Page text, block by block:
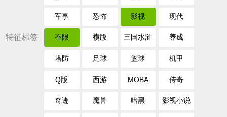
军事 恐怖 影视 现代
特征标签 不限 横版 三国水浒 养成
塔防 足球 篮球 机甲
Q版 西游 MOBA 传奇
奇迹 魔兽 暗黑 影视小说